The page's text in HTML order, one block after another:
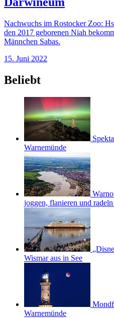
Nachwuchs im Rostocker Zoo:
den 2017 geborenen Niah
Männchen Sabas.
15. Juni 2022
Beliebt
Warnemünde
joggen, flanieren und
Wismar aus in See
Warnemünde